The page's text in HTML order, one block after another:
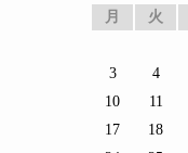
月
火
3
4
10
11
17
18